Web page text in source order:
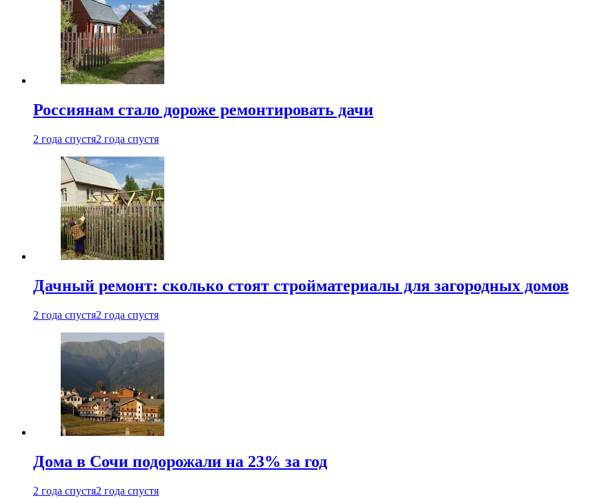
Россиянам стало дороже ремонтировать дачи
2 года спустя2 года спустя
Дачный ремонт: сколько стоят стройматериалы для загородных домов
2 года спустя2 года спустя
Дома в Сочи подорожали на 23% за год
2 года спустя2 года спустя